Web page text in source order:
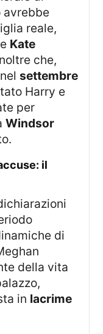
avrebbe
reale,
e Kate
che,
nelsettembre
Harry e
per
Windsor
di
della vita
in lacrime